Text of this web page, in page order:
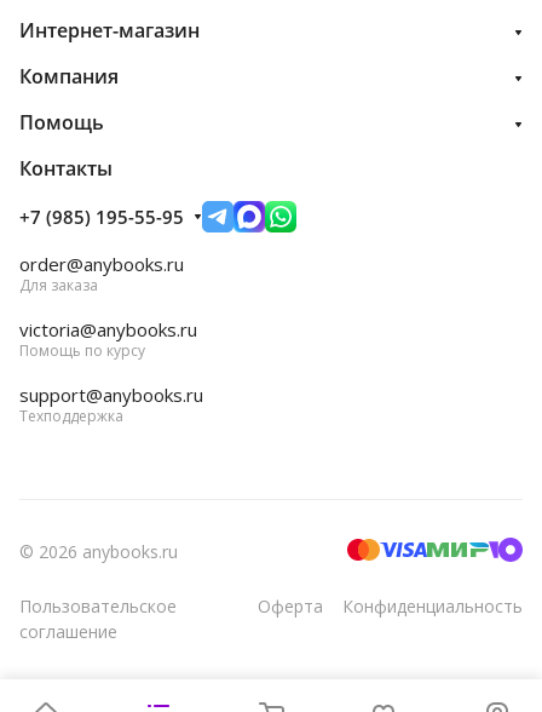
Интернет-магазин
Компания
Помощь
Контакты
+7 (985) 195-55-95
order@anybooks.ru
Для заказа
victoria@anybooks.ru
Помощь по курсу
support@anybooks.ru
Техподдержка
© 2026 anybooks.ru
Пользовательское
соглашение
Оферта Конфиденциальность